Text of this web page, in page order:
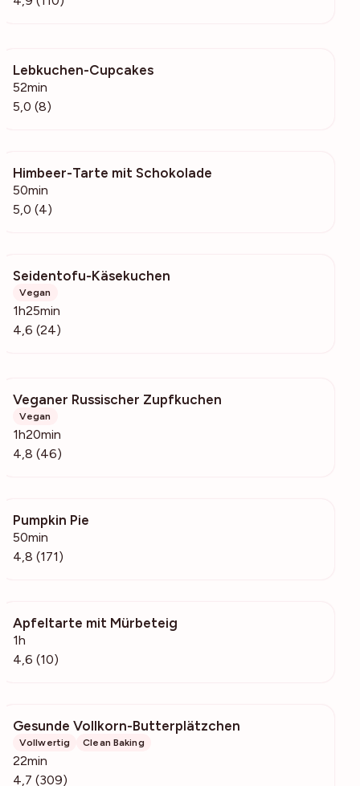
Lebkuchen-Cupcakes
52min
5,0 (8)
Himbeer-Tarte mit Schokolade
50min
5,0 (4)
Seidentofu-Käsekuchen
Vegan
1h25min
4,6 (24)
Veganer Russischer Zupfkuchen
Vegan
1h20min
4,8 (46)
Pumpkin Pie
50min
4,8 (171)
Apfeltarte mit Mürbeteig
1h
4,6 (10)
Gesunde Vollkorn-Butterplätzchen
Vollwertig Clean Baking
22min
4,7 (309)